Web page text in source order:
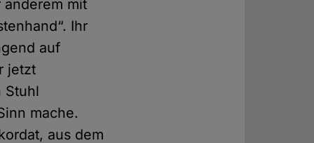
mit
Ihr
auf
jetzt
Stuhl
mache.
aus dem